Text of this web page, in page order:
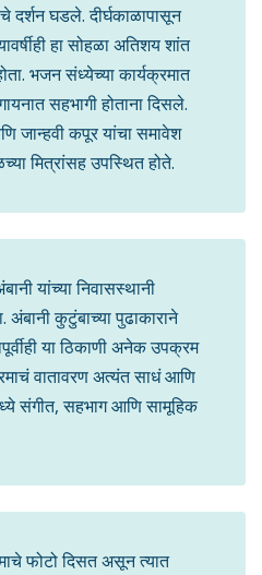
दर्शन घडले. दीर्घकाळापासून
हा सोहळा अतिशय शांत
भजन संध्येच्या कार्यक्रमात
सहभागी होताना दिसले.
जान्हवी कपूर यांचा समावेश
मित्रांसह उपस्थित होते.
यांच्या निवासस्थानी
कुटुंबाच्या पुढाकाराने
या ठिकाणी अनेक उपक्रम
वातावरण अत्यंत साधं आणि
संगीत, सहभाग आणि सामूहिक
फोटो दिसत असून त्यात